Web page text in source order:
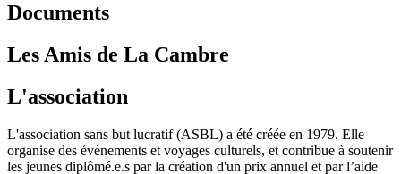
Documents
Les Amis de La Cambre
L'association
L'association sans but lucratif (ASBL) a été créée en 1979. Elle
organise des évènements et voyages culturels, et contribue à soutenir
les jeunes diplômé.e.s par la création d'un prix annuel et par l’aide